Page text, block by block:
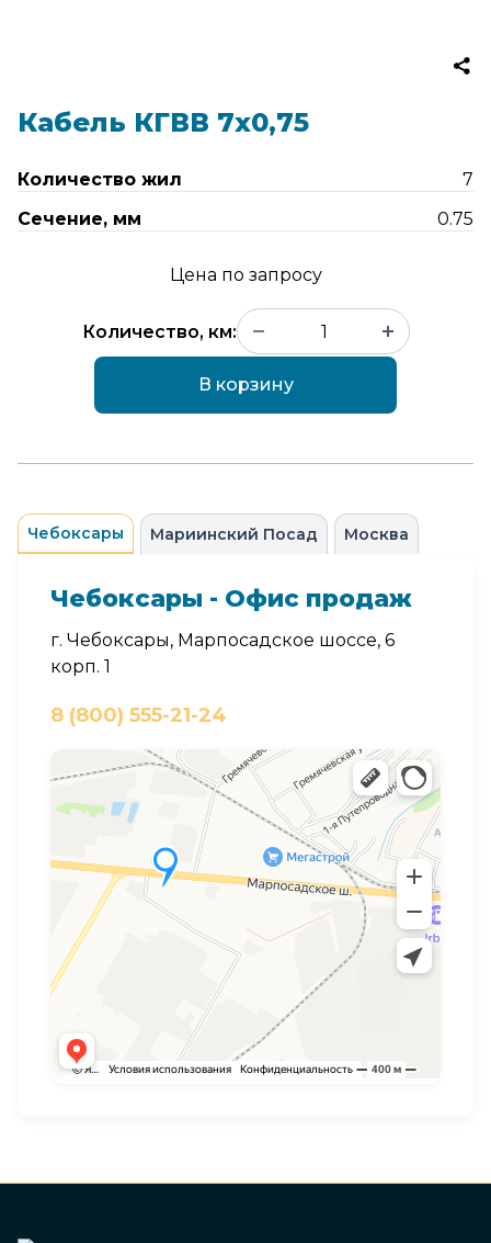
Кабель КГВВ 7х0,75
Количество жил
7
Сечение, мм
0.75
Цена по запросу
Количество, км:
В корзину
Чебоксары Мариинский Посад Москва
Чебоксары - Офис продаж
г. Чебоксары, Марпосадское шоссе, 6
корп. 1
8 (800) 555-21-24